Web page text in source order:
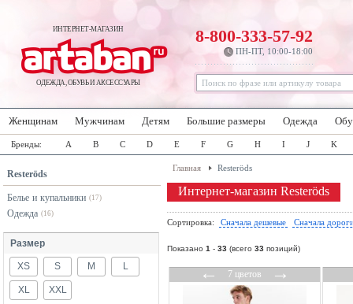
ИНТЕРНЕТ-МАГАЗИН
ОДЕЖДА, ОБУВЬ И АКСЕССУАРЫ
8-800-333-57-92
ПН-ПТ, 10:00-18:00
Женщинам Мужчинам Детям Большие размеры Одежда
Бренды: A B C D E F G H I J K
Resteröds
Белье и купальники (17)
Одежда (16)
Размер
XS S M L
XL XXL
Главная Resteröds
Интернет-магазин Resteröds
Сортировка: Сначала дешевые Сначала
Показано 1 - 33 (всего 33 позиций)
←7 цветов→